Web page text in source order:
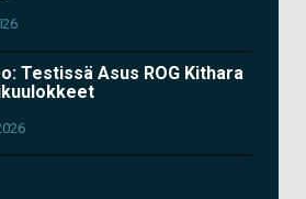
Testissä Asus ROG Kithara